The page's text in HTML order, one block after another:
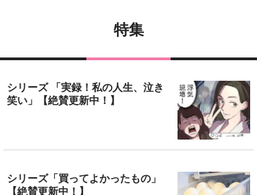
特集
シリーズ 「実録！私の人生、泣き
笑い」【絶賛更新中！】
シリーズ「買ってよかったもの」
【絶賛更新中！】